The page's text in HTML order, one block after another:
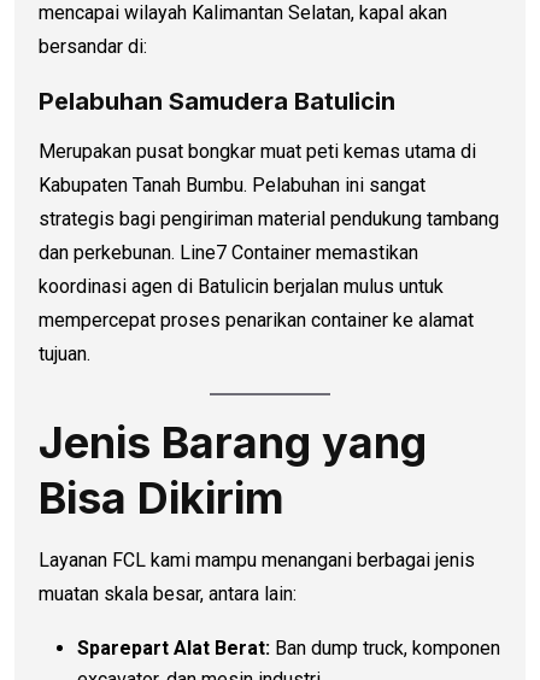
mencapai wilayah Kalimantan Selatan, kapal akan
bersandar di:
Pelabuhan Samudera Batulicin
Merupakan pusat bongkar muat peti kemas utama di
Kabupaten Tanah Bumbu. Pelabuhan ini sangat
strategis bagi pengiriman material pendukung tambang
dan perkebunan. Line7 Container memastikan
koordinasi agen di Batulicin berjalan mulus untuk
mempercepat proses penarikan container ke alamat
tujuan.
Jenis Barang yang
Bisa Dikirim
Layanan FCL kami mampu menangani berbagai jenis
muatan skala besar, antara lain:
Sparepart Alat Berat: Ban dump truck, komponen